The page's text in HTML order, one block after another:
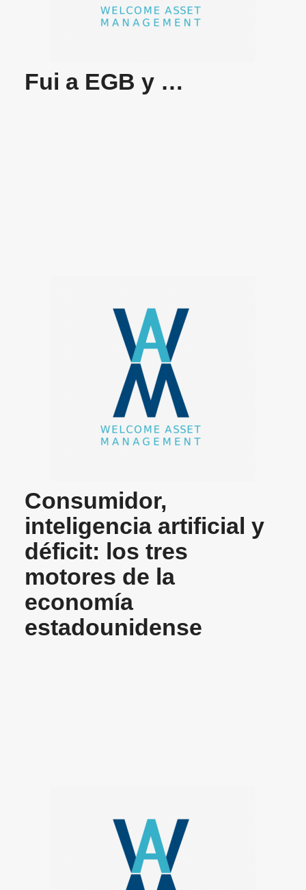
Fui a EGB y …
Consumidor,
inteligencia artificial y
déficit: los tres
motores de la
economía
estadounidense